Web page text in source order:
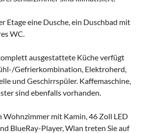
Etage eine Dusche, ein Duschbad mit
WC.
ausgestattete Küche verfügt
Gefrierkombination, Elektroherd,
und Geschirrspüler. Kaffemaschine,
sind ebenfalls vorhanden.
mit Kamin, 46 Zoll LED
BlueRay-Player, Wlan treten Sie auf